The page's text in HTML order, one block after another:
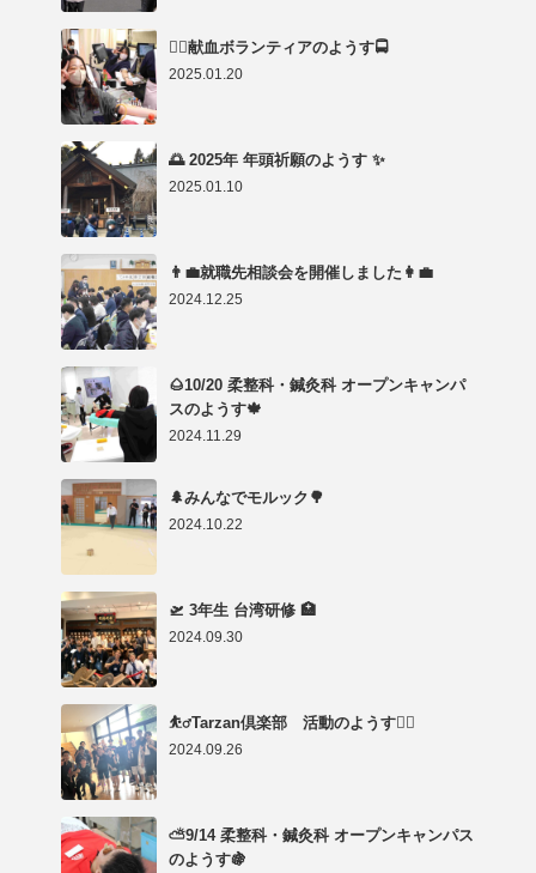
👨‍⚕️献血ボランティアのようす🚍
2025.01.20
🌅 2025年 年頭祈願のようす ✨
2025.01.10
👨‍💼就職先相談会を開催しました👩‍💼
2024.12.25
🌰10/20 柔整科・鍼灸科 オープンキャンパ
スのようす🍁
2024.11.29
🌲みんなでモルック🌳
2024.10.22
🛫 3年生 台湾研修 🏥
2024.09.30
⛹️‍♂️Tarzan倶楽部 活動のようす🤸‍♂️
2024.09.26
⛅9/14 柔整科・鍼灸科 オープンキャンパス
のようす🍇